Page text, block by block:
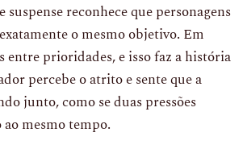
suspense reconhece que personagens
o mesmo objetivo. Em
entre prioridades, e isso faz a história
percebe o atrito e sente que a
junto, como se duas pressões
mesmo tempo.